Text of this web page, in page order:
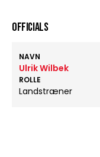
OFFICIALS
NAVN
Ulrik Wilbek
ROLLE
Landstræner